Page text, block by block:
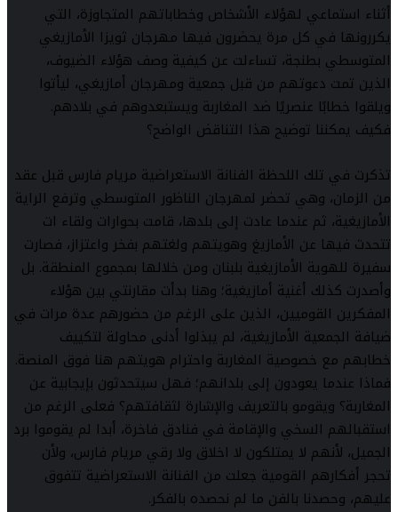
أثناء استماعي لهؤلاء الأشخاص وخطاباتهم المتجاوزة، التي
يكررونها في كل مرة يحضرون فيها مهرجان ثويزا الأمازيغي
المتوسطي بطنجة، تساءلت عن كيفية وصف هؤلاء الضيوف،
الذين تمت دعوتهم من قبل جمعية ومهرجان أمازيغي، ليأتوا
ويلقوا خطابًا عنصريًا ضد المغاربة ويستبعدوهم في بلادهم.
فكيف يمكننا توضيح هذا التناقض الواضح؟
تذكرت في تلك اللحظة الفنانة الاستعراضية مريام فارس قبل عقد
من الزمان، وهي تحضر لمهرجان الناظور المتوسطي وترفع الراية
الأمازيغية، ثم عندما عادت إلى بلدها، قامت بحوارات ولقاء ات
تتحدث فيها عن الأمازيغ وهويتهم ولغتهم بفخر واعتزاز، فصارت
سفيرة للهوية الأمازيغية بلبنان ومن خلالها بمجموع المنطقة. بل
وأصدرت كذلك أغنية أمازيغية؛ وهنا بدأت مقارنتي بين هؤلاء
المفكرين القوميين، الذين على الرغم من حضورهم عدة مرات في
ضيافة الجمعية الأمازيغية، لم يبذلوا أدنى محاولة لتكييف
خطابهم مع خصوصية المغاربة واحترام هويتهم هنا فوق المنصة.
فماذا عندما يعودون إلى بلدانهم؛ فهل سيتحدثون بإيجابية عن
المغاربة؟ ويقومو بالتعريف والإشارة لثقافتهم؟ فعلى الرغم من
استقبالهم السخي والإقامة في فنادق فاخرة، أبدا لم يقوموا برد
الجميل، لأنهم لا يمتلكون لا اخلاق ولا رقي مريام فارس، ولأن
تحجر أفكارهم القومية جعلت من الفنانة الاستعراضية تتفوق
عليهم، وحصدنا بالفن ما لم نحصده بالفكر.